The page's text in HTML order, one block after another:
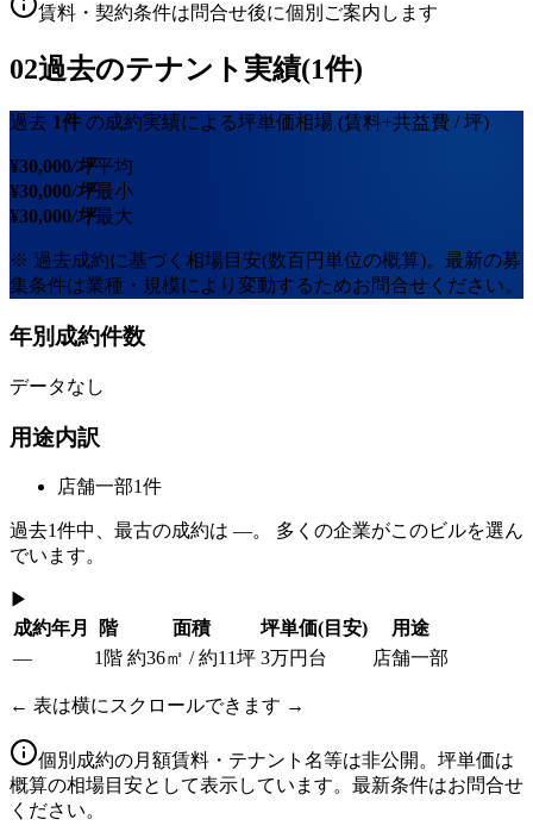
賃料・契約条件は問合せ後に個別ご案内します
02過去のテナント実績(1件)
過去 1件 の成約実績による坪単価相場 (賃料+共益費 / 坪)
¥30,000/坪平均
¥30,000/坪最小
¥30,000/坪最大
※ 過去成約に基づく相場目安(数百円単位の概算)。最新の募
集条件は業種・規模により変動するためお問合せください。
年別成約件数
データなし
用途内訳
店舗一部1件
過去1件中、最古の成約は —。 多くの企業がこのビルを選ん
でいます。
▶
成約年月
階 面積 坪単価(目安)
用途
—
1階 約36㎡ / 約11坪 3万円台 店舗一部
← 表は横にスクロールできます →
個別成約の月額賃料・テナント名等は非公開。坪単価は
概算の相場目安として表示しています。最新条件はお問合せ
ください。